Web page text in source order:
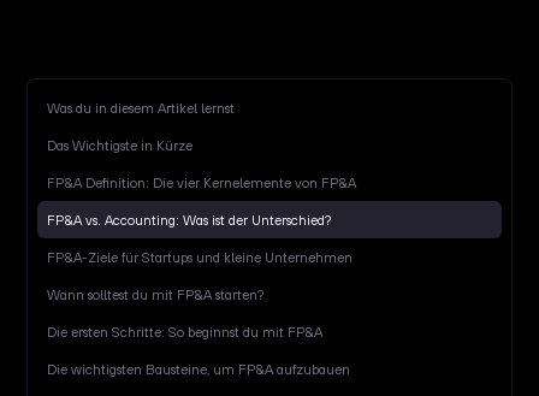
Was du in diesem Artikel lernst
Das Wichtigste in Kürze
FP&A Definition: Die vier Kernelemente von FP&A
FP&A vs. Accounting: Was ist der Unterschied?
FP&A-Ziele für Startups und kleine Unternehmen
Wann solltest du mit FP&A starten?
Die ersten Schritte: So beginnst du mit FP&A
Die wichtigsten Bausteine, um FP&A aufzubauen